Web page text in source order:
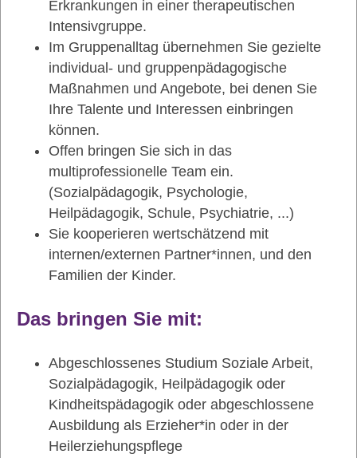
Erkrankungen in einer therapeutischen
Intensivgruppe.
Im Gruppenalltag übernehmen Sie gezielte
individual- und gruppenpädagogische
Maßnahmen und Angebote, bei denen Sie
Ihre Talente und Interessen einbringen
können.
Offen bringen Sie sich in das
multiprofessionelle Team ein.
(Sozialpädagogik, Psychologie,
Heilpädagogik, Schule, Psychiatrie, ...)
Sie kooperieren wertschätzend mit
internen/externen Partner*innen, und den
Familien der Kinder.
Das bringen Sie mit:
Abgeschlossenes Studium Soziale Arbeit,
Sozialpädagogik, Heilpädagogik oder
Kindheitspädagogik oder abgeschlossene
Ausbildung als Erzieher*in oder in der
Heilerziehungspflege